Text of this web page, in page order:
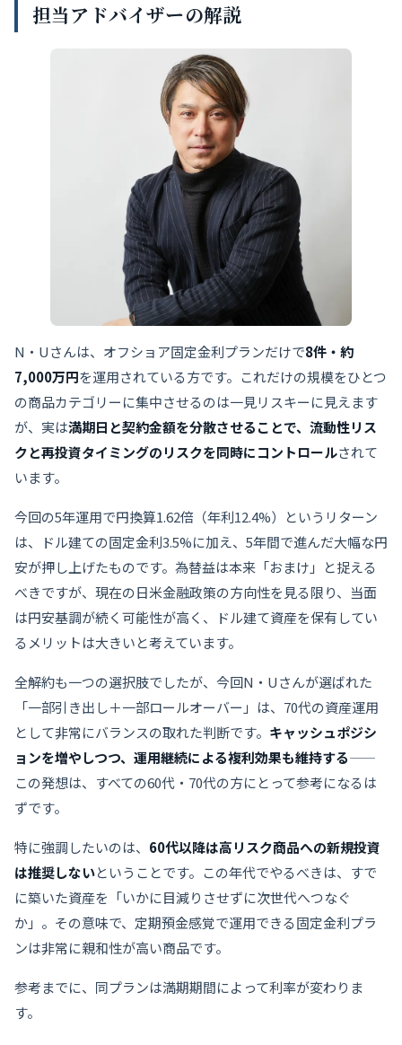
担当アドバイザーの解説
N・Uさんは、オフショア固定金利プランだけで8件・約
7,000万円を運用されている方です。これだけの規模をひとつ
の商品カテゴリーに集中させるのは一見リスキーに見えます
が、実は満期日と契約金額を分散させることで、流動性リス
クと再投資タイミングのリスクを同時にコントロールされて
います。
今回の5年運用で円換算1.62倍（年利12.4%）というリターン
は、ドル建ての固定金利3.5%に加え、5年間で進んだ大幅な円
安が押し上げたものです。為替益は本来「おまけ」と捉える
べきですが、現在の日米金融政策の方向性を見る限り、当面
は円安基調が続く可能性が高く、ドル建て資産を保有してい
るメリットは大きいと考えています。
全解約も一つの選択肢でしたが、今回N・Uさんが選ばれた
「一部引き出し＋一部ロールオーバー」は、70代の資産運用
として非常にバランスの取れた判断です。 キャッシュポジシ
ョンを増やしつつ、運用継続による複利効果も維持する——
この発想は、すべての60代・70代の方にとって参考になるは
ずです。
特に強調したいのは、 60代以降は高リスク商品への新規投資
は推奨しないということです。この年代でやるべきは、すで
に築いた資産を「いかに目減りさせずに次世代へつなぐ
か」。その意味で、定期預金感覚で運用できる固定金利プラ
ンは非常に親和性が高い商品です。
参考までに、同プランは満期期間によって利率が変わりま
す。